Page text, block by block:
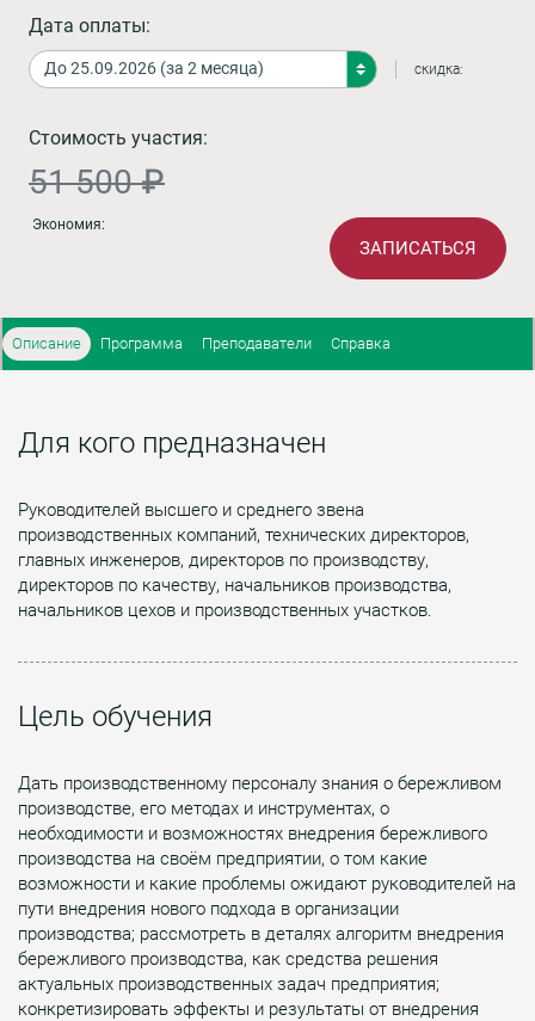
Дата оплаты:
скидка:
Стоимость участия:
51 500 ₽
Экономия:
ЗАПИСАТЬСЯ
Описание Программа Преподаватели Справка
Для кого предназначен
Руководителей высшего и среднего звена
производственных компаний, технических директоров,
главных инженеров, директоров по производству,
директоров по качеству, начальников производства,
начальников цехов и производственных участков.
Цель обучения
Дать производственному персоналу знания о бережливом
производстве, его методах и инструментах, о
необходимости и возможностях внедрения бережливого
производства на своём предприятии, о том какие
возможности и какие проблемы ожидают руководителей на
пути внедрения нового подхода в организации
производства; рассмотреть в деталях алгоритм внедрения
бережливого производства, как средства решения
актуальных производственных задач предприятия;
конкретизировать эффекты и результаты от внедрения